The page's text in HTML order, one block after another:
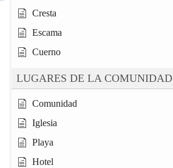
Cresta
Escama
Cuerno
LUGARES DE LA COMUNIDAD
Comunidad
Iglesia
Playa
Hotel